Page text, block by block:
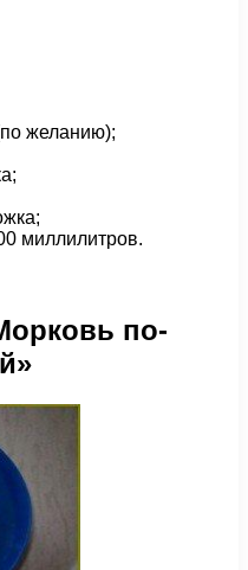
желанию);
миллилитров.
по-